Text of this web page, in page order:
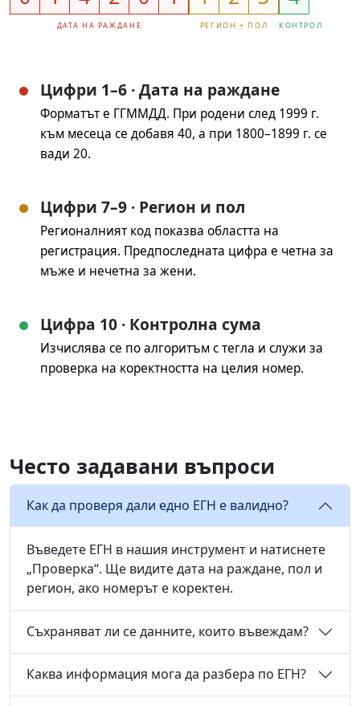
ДАТА НА РАЖДАНЕ РЕГИОН + ПОЛ КОНТРОЛ
Цифри 1–6 · Дата на раждане
Форматът е ГГММДД. При родени след 1999 г.
към месеца се добавя 40, а при 1800–1899 г. се
вади 20.
Цифри 7–9 · Регион и пол
Регионалният код показва областта на
регистрация. Предпоследната цифра е четна за
мъже и нечетна за жени.
Цифра 10 · Контролна сума
Изчислява се по алгоритъм с тегла и служи за
проверка на коректността на целия номер.
Често задавани въпроси
Как да проверя дали едно ЕГН е валидно?
Въведете ЕГН в нашия инструмент и натиснете
„Проверка“. Ще видите дата на раждане, пол и
регион, ако номерът е коректен.
Съхраняват ли се данните, които въвеждам?
Каква информация мога да разбера по ЕГН?